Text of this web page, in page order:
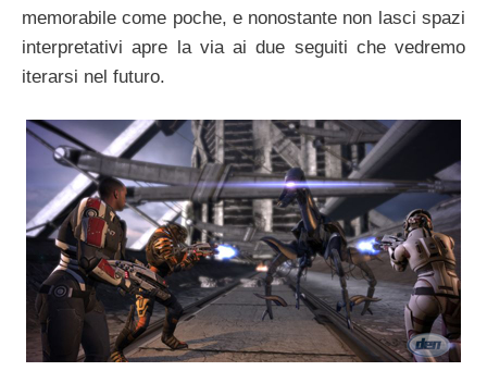
memorabile come poche, e nonostante non lasci spazi
interpretativi apre la via ai due seguiti che vedremo
iterarsi nel futuro.